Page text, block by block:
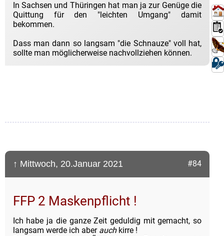
In Sachsen und Thüringen hat man ja zur Genüge die
Quittung für den "leichten Umgang" damit
bekommen.
Dass man dann so langsam "die Schnauze" voll hat,
sollte man möglicherweise nachvollziehen können.
↑ Mittwoch, 20.Januar 2021 #84
FFP 2 Maskenpflicht !
Ich habe ja die ganze Zeit geduldig mit gemacht, so
langsam werde ich aber auchkirre !